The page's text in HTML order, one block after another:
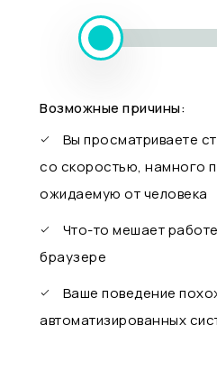
Возможные причины:
Вы просматриваете
со скоростью, намного
ожидаемую от человека
Что-то мешает
браузере
Ваше поведение
автоматизированных